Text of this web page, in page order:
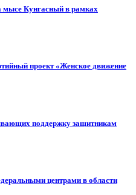
мысе Кунгасный в рамках
проект «Женское движение
поддержку защитникам
центрами в области